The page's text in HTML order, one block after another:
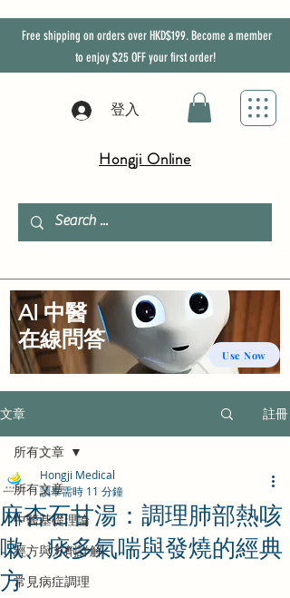
Free shipping on orders over HKD$199. Become a member
to enjoy$25 OFFyour first order!
登入
Hongji Online
文章 註冊
所有文章
中醫基礎理論
經方與方劑詳解
常見病症調理
所有文章
麻杏石甘湯：調理肺部熱咳
嗽、痰多氣喘與發燒的經典
方
Hongji Medical
讀畢需時 11 分鐘
Use Now
AI 中醫
​在線問答